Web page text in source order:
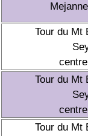
Tour du Mt
Tour du Mt
Tour du Mt